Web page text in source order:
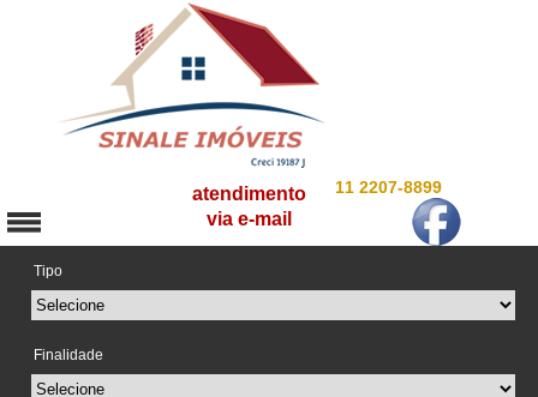
11 2207-8899
atendimento
via e-mail
Tipo
Finalidade